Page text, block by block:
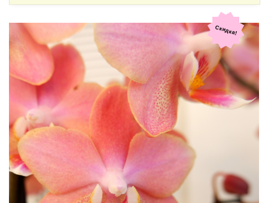
Скидка!